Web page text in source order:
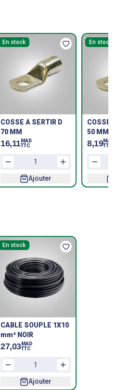
En stock
COSSE A SERTIR D
70 MM
16,11 MAD
TTC
Ajouter
En stock
COSSE
50 MM
8,19MAD
TTC
En stock
CABLE SOUPLE 1X10
mm² NOIR
27,03 MAD
TTC
Ajouter